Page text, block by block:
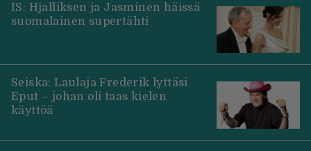
IS: Hjalliksen ja Jasminen häissä
suomalainen supertähti
Seiska: Laulaja Frederik lyttäsi
Eput – johan oli taas kielen
käyttöä